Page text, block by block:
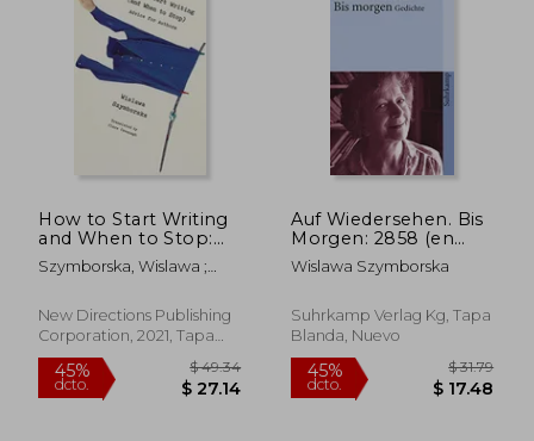
45%
dcto.
How to Start Writing
and When to Stop:
Advice for Writers (en
Inglés)
Szymborska, Wislawa ;
New Directions Publishing
Corporation, 2021, Tapa
Blanda, Nuevo
Auf Wiedersehen. Bis
Morgen: 2858 (en
Alemán)
Wislawa Szymborska
Suhrkamp Verlag Kg, Tapa
Blanda, Nuevo